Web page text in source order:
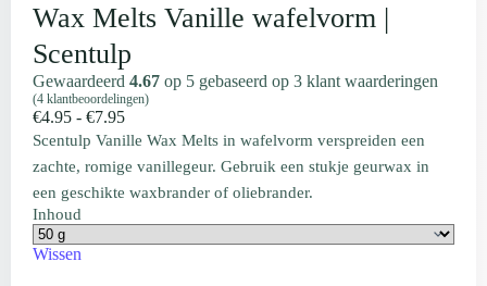
Wax Melts Vanille wafelvorm |
Scentulp
Gewaardeerd 4.67 op 5 gebaseerd op 3 klant waarderingen
(4 klantbeoordelingen)
€4.95 - €7.95Prijsklasse:
€4.95
€7.95
Scentulp Vanille Wax Melts in wafelvorm verspreiden een
zachte, romige vanillegeur. Gebruik een stukje geurwax in
een geschikte waxbrander of oliebrander.
Inhoud
Wissen